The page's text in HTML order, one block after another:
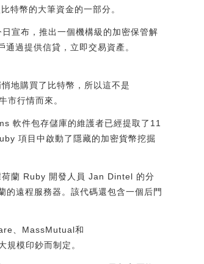
特幣的大筆資金的一部分。
宣布，推出一個機構級的加密保管解
過提供信貸，立即交易資產。
地購買了比特幣，所以這不是
市行情而來。
軟件包存儲庫的維護者已經提取了11
項目中啟動了隱藏的加密貨幣挖掘
蘭 Ruby 開發人員 Jan Dintel 的分
遠程服務器。該代碼還包含一個后門
、MassMutual和
模印鈔而制定。